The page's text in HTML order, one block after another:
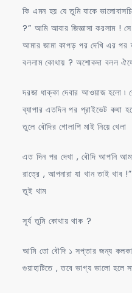
কি এমন হয় যে তুমি যাকে
?” আমি আবার জিজ্ঞাসা করলাম !
আমার জামা কাপড় পর দেখি এর
বললাম কোথায় ? অশোকদা বলল
দরজা ধাক্কা দেবার আওয়াজ হলো ৷
ব্যাপার এতদিন পর প্রাইভেট
তুলে বৌদির গোলাপি মাই নিয়ে খেলা
এত দিন পর দেখা , বৌদি আপনি
রাত্রে , আপনারা যা খান তাই
তুই থাম
সূর্য তুমি কোথায় থাক ?
আমি তো বৌদি ১ সপ্তার জন্য
গুয়াহাটিতে , তবে ভাগ্য ভালো হলে